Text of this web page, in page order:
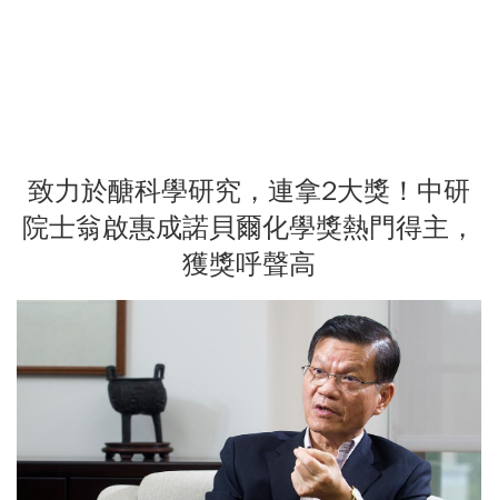
致力於醣科學研究，連拿2大獎！中研
院士翁啟惠成諾貝爾化學獎熱門得主，
獲獎呼聲高